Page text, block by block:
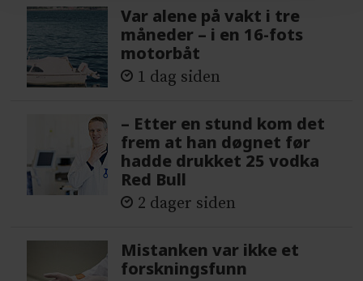
Var alene på vakt i tre
måneder – i en 16-fots
motorbåt
1 dag siden
– Etter en stund kom det
frem at han døgnet før
hadde drukket 25 vodka
Red Bull
2 dager siden
Mistanken var ikke et
forskningsfunn